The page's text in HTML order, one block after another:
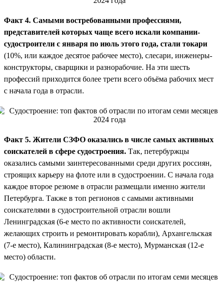
Факт 4. Самыми востребованными профессиями,
представителей которых чаще всего искали компании-
судостроители с января по июль этого года, стали токари
(10%, или каждое десятое рабочее место), слесари, инженеры-
конструкторы, сварщики и разнорабочие. На эти шесть
профессий приходится более трети всего объёма рабочих мест
с начала года в отрасли.
Факт 5. Жители СЗФО оказались в числе самых активных
соискателей в сфере судостроения. Так, петербуржцы
оказались самыми заинтересованными среди других россиян,
строящих карьеру на флоте или в судостроении. С начала года
каждое второе резюме в отрасли размещали именно жители
Петербурга. Также в топ регионов с самыми активными
соискателями в судостроительной отрасли вошли
Ленинградская (6-е место по активности соискателей,
желающих строить и ремонтировать корабли), Архангельская
(7-е место), Калининградская (8-е место), Мурманская (12-е
место) области.